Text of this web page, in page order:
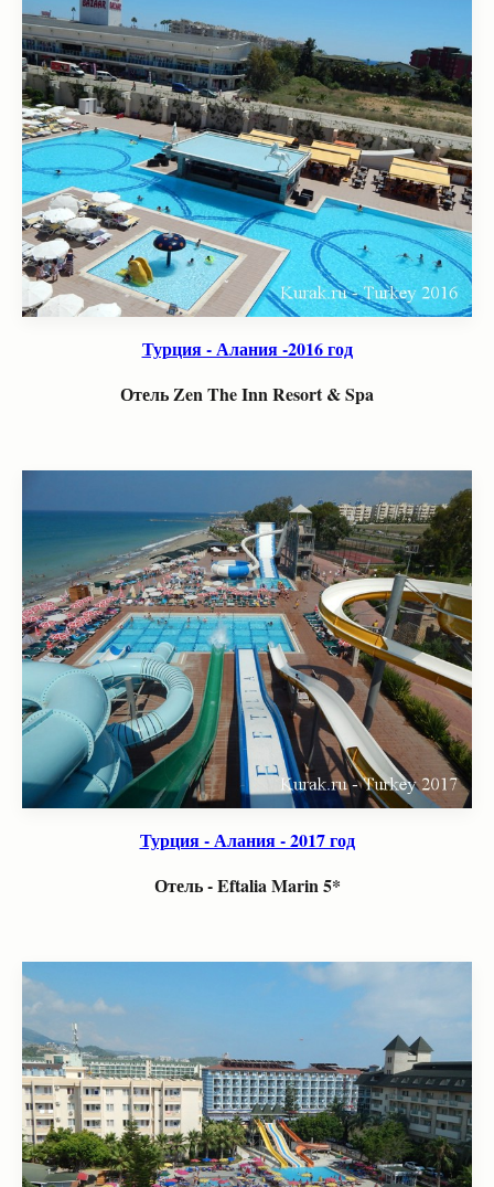
Турция - Алания -2016 год
Отель Zen The Inn Resort & Spa
Турция - Алания - 2017 год
Отель - Eftalia Marin 5*